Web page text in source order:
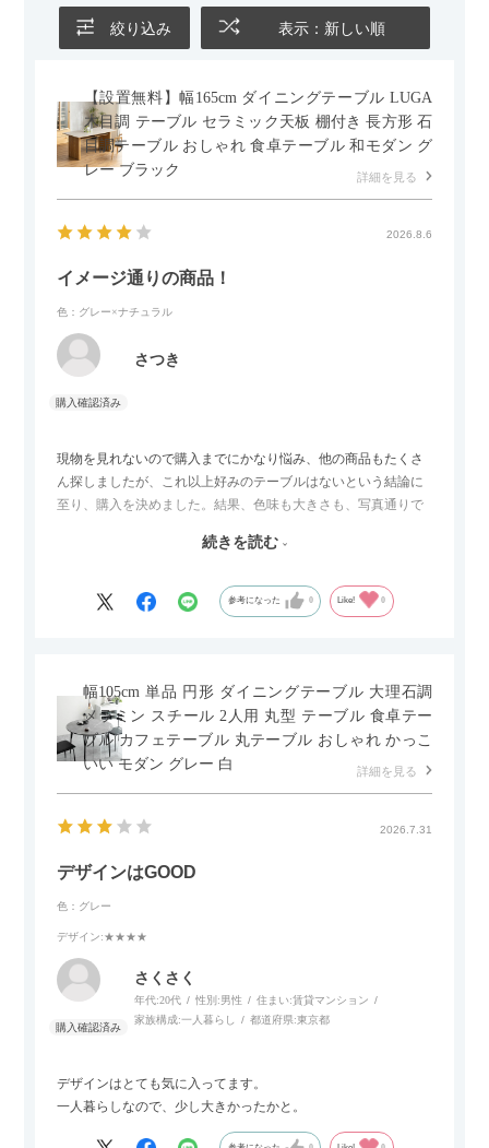
絞り込み 表示：新しい順
【設置無料】幅165cm ダイニングテーブル LUGA
木目調 テーブル セラミック天板 棚付き 長方形 石
目調テーブル おしゃれ 食卓テーブル 和モダン グ
レー ブラック
詳細を見る
2026.8.6
イメージ通りの商品！
色：グレー×ナチュラル
さつき
現物を見れないので購入までにかなり悩み、他の商品もたくさ
ん探しましたが、これ以上好みのテーブルはないという結論に
至り、購入を決めました。結果、色味も大きさも、写真通りで
セラミック天板が思った以上に滑りが良く、汚れも拭きやすい
はいけないかもしれません。天板が冷たいので冬にどうなるの
かなというのも気になります。
続きを読む
参考になった 0 Like! 0
幅105cm 単品 円形 ダイニングテーブル 大理石調
メラミン スチール 2人用 丸型 テーブル 食卓テー
ブル カフェテーブル 丸テーブル おしゃれ かっこ
いい モダン グレー 白
詳細を見る
2026.7.31
デザインはGOOD
色：グレー
デザイン:★★★★
さくさく
年代:20代 性別:男性 住まい:賃貸マンション
家族構成:一人暮らし 都道府県:東京都
デザインはとても気に入ってます。
一人暮らしなので、少し大きかったかと。